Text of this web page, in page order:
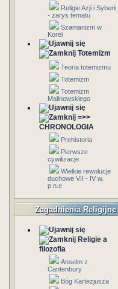
Religie Azji i Syberii
- zarys tematu
Szamanizm w
Korei
Totemizm
Teoria totemizmu
Totemizm
Totemizm
Malinowskiego
=>>
CHRONOLOGIA
Prehistoria
Pierwsze
cywilizacje
Wielkie rewolucje
duchowe VII - IV w.
p.n.e
Zagadnienia Religijne
Religie a
filozofia
Anselm z
Cantenbury
Bóg Kartezjusza